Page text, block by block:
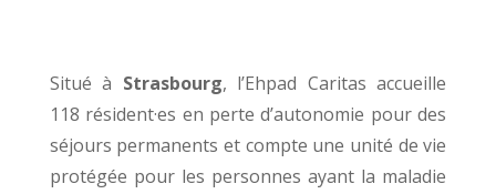
Situé à Strasbourg, l’Ehpad Caritas accueille
118 résident·es en perte d’autonomie pour des
séjours permanents et compte une unité de vie
protégée pour les personnes ayant la maladie